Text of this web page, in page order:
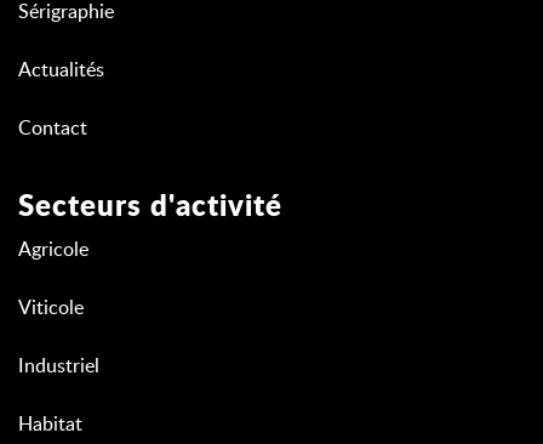
Sérigraphie
Actualités
Contact
Secteurs d'activité
Agricole
Viticole
Industriel
Habitat